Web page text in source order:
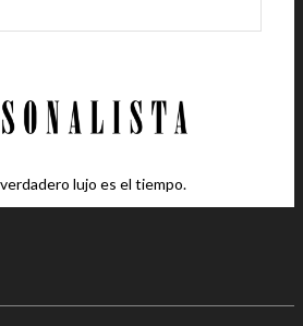
lujo es el tiempo.